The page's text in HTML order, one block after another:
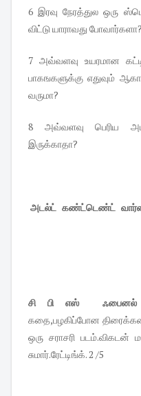
6 இரவு நேரத்துல ஒரு
விட்டு யாராவது போவார்களா?
7 அவ்வளவு உயரமான
பாகஙகளுக்கு எதுவும்
வருமா?
8 அவ்வளவு பெரிய
இருக்காதா?
அடல்ட் கண்ட்டெண்ட்
சி பி எஸ்
கதை,பழகிப்போன
ஒரு சராசரி படம்.விகடன்
சுமார்.ரேட்டிங்க். 2 /5